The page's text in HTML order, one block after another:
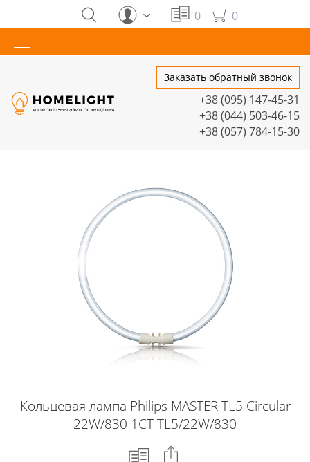
0 0
Заказать обратный звонок
+38 (095) 147-45-31
+38 (044) 503-46-15
+38 (057) 784-15-30
Кольцевая лампа Philips MASTER TL5 Circular
22W/830 1CT TL5/22W/830